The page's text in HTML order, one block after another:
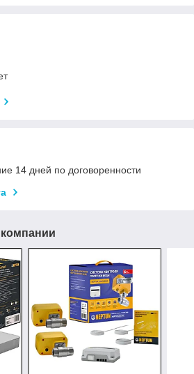
14 дней по договоренности